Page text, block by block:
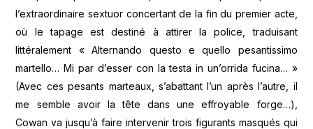
l’extraordinaire sextuor concertant de la fin du premier acte,
où le tapage est destiné à attirer la police, traduisant
littéralement « Alternando questo e quello pesantissimo
martello… Mi par d’esser con la testa in un’orrida fucina… »
(Avec ces pesants marteaux, s’abattant l’un après l’autre, il
me semble avoir la tête dans une effroyable forge…),
Cowan va jusqu’à faire intervenir trois figurants masqués qui